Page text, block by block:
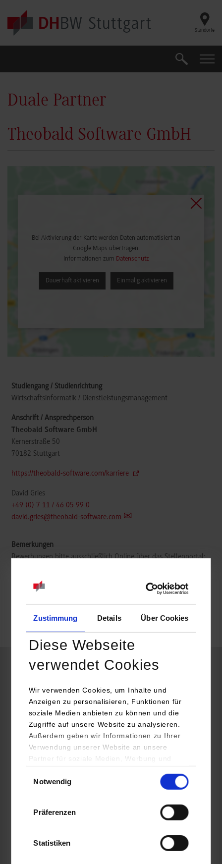
Zustimmung Details Über Cookies
Diese Webseite
verwendet Cookies
Wir verwenden Cookies, um Inhalte und
Anzeigen zu personalisieren, Funktionen für
soziale Medien anbieten zu können und die
Zugriffe auf unsere Website zu analysieren.
Außerdem geben wir Informationen zu Ihrer
Verwendung unserer Website an unsere
Partner für soziale Medien, Werbung und
YouTube, Google Maps) führen diese
Daten zusammen, die Sie ihnen bereitgestellt
haben oder die sie im Rahmen Ihrer Nutzung
Notwendig
Präferenzen
Statistiken
Skip to main content
Standorte
Suche
Duale Partner
Theobald Software GmbH
Bei Aktivierung der Karte werden Daten automatisiert an
Google Maps übertragen.
Informationen zum Datenschutz
Dauerhaft aktivieren Einmalig aktivieren
Wirtschaftsinformatik / Dienstleistungsmanagement
Theobald Software GmbH
Kernerstraße 50
70182 Stuttgart
https://theobald-software.com/karriere
David Gries
+49 (0) 7 11 / 46 05 99 0
david.gries@theobald-software.com
Bewerbungen bitte ausschließlich Online über das Stellenportal:
Theobald Software GmbH
Kernerstraße 50
70182 Stuttgart
https://theobald-software.com/karriere
Benjamin Föll
+49 711 46 05 99 17
https://theobald-software-gmbh.jobs.personio.de